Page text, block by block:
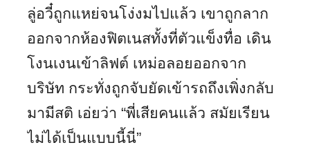
ลู่อวี๋ถูกแหย่จนโง่งมไปแล้ว เขาถูกลาก
ออกจากห้องฟิตเนสทั้งที่ตัวแข็งทื่อ เดิน
โงนเงนเข้าลิฟต์ เหม่อลอยออกจาก
บริษัท กระทั่งถูกจับยัดเข้ารถถึงเพิ่งกลับ
มามีสติ เอ่ยว่า “พี่เสียคนแล้ว สมัยเรียน
ไม่ได้เป็นแบบนี้นี่”